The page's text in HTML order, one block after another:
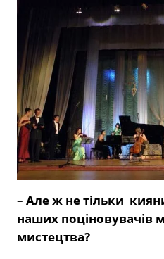
– Але ж не тільки
наших поціновувачів
мистецтва?